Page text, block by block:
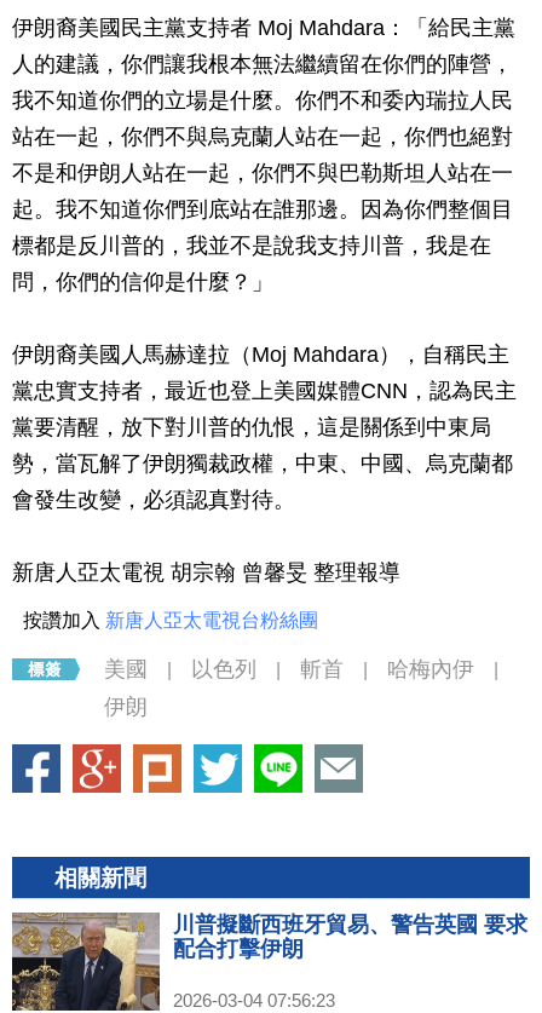
伊朗裔美國民主黨支持者 Moj Mahdara：「給民主黨
人的建議，你們讓我根本無法繼續留在你們的陣營，
我不知道你們的立場是什麼。你們不和委內瑞拉人民
站在一起，你們不與烏克蘭人站在一起，你們也絕對
不是和伊朗人站在一起，你們不與巴勒斯坦人站在一
起。我不知道你們到底站在誰那邊。因為你們整個目
標都是反川普的，我並不是說我支持川普，我是在
問，你們的信仰是什麼？」
伊朗裔美國人馬赫達拉（Moj Mahdara），自稱民主
黨忠實支持者，最近也登上美國媒體CNN，認為民主
黨要清醒，放下對川普的仇恨，這是關係到中東局
勢，當瓦解了伊朗獨裁政權，中東、中國、烏克蘭都
會發生改變，必須認真對待。
新唐人亞太電視 胡宗翰 曾馨旻 整理報導
按讚加入 新唐人亞太電視台粉絲團
美國 以色列 斬首 哈梅內伊
伊朗
相關新聞
川普擬斷西班牙貿易、警告英國 要求
配合打擊伊朗
2026-03-04 07:56:23